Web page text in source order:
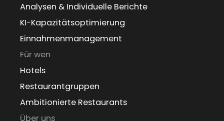
Analysen & Individuelle Berichte
KI-Kapazitätsoptimierung
Einnahmenmanagement
Für wen
Hotels
Restaurantgruppen
Ambitionierte Restaurants
Über uns